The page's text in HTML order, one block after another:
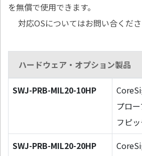
を無償で使用できます。
対応OSについてはお問い合くださ
ハードウェア・オプション製品
SWJ-PRB-MIL20-10HP
プロ
フピ
SWJ-PRB-MIL20-20HP